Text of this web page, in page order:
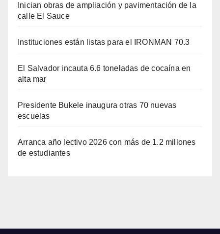
Inician obras de ampliación y pavimentación de la
calle El Sauce
Instituciones están listas para el IRONMAN 70.3
El Salvador incauta 6.6 toneladas de cocaína en
alta mar
Presidente Bukele inaugura otras 70 nuevas
escuelas
Arranca año lectivo 2026 con más de 1.2 millones
de estudiantes